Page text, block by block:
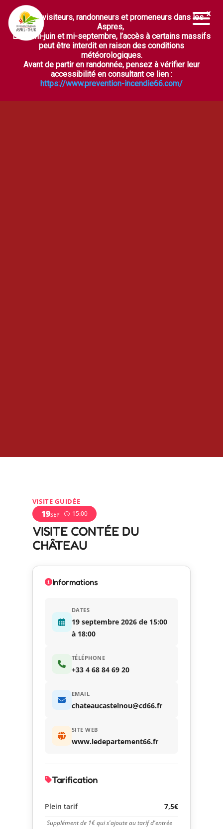
Ouvrir la barre d’outils
VISITE GUIDÉE
19SEP 15:00
VISITE CONTÉE DU
CHÂTEAU
Informations
DATES
19 septembre 2026 de 15:00
à 18:00
TÉLÉPHONE
+33 4 68 84 69 20
EMAIL
chateaucastelnou@cd66.fr
SITE WEB
www.ledepartement66.fr
Tarification
Plein tarif 7,5€
Supplément de 1€ qui s'ajoute au tarif d'entrée
Chers visiteurs, randonneurs et promeneurs dans les
Aspres,
Entre mi-juin et mi-septembre, l’accès à certains massifs
peut être interdit en raison des conditions
météorologiques.
Avant de partir en randonnée, pensez à vérifier leur
accessibilité en consultant ce lien :
https://www.prevention-incendie66.com/